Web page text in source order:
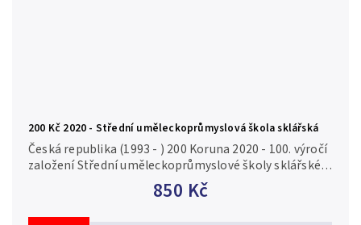
200 Kč 2020 - Střední uměleckoprůmyslová škola sklářská
850 Kč
Česká republika (1993 - ) 200 Koruna 2020 - 100. výročí
založení Střední uměleckoprůmyslové školy sklářské v
Železném Brodě autor Luboš Charvát, Aurea C228,